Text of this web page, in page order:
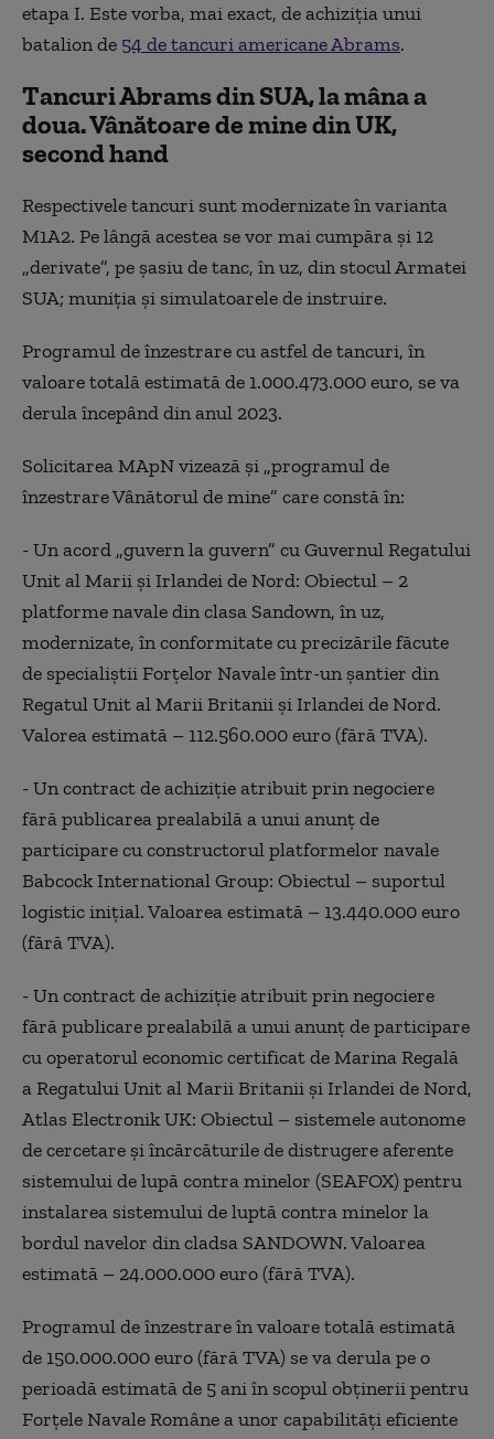
etapa I. Este vorba, mai exact, de achiziția unui
batalion de 54 de tancuri americane Abrams.
Tancuri Abrams din SUA, la mâna a
doua. Vânătoare de mine din UK,
second hand
Respectivele tancuri sunt modernizate în varianta
M1A2. Pe lângă acestea se vor mai cumpăra şi 12
„derivate”, pe şasiu de tanc, în uz, din stocul Armatei
SUA; muniţia şi simulatoarele de instruire.
Programul de înzestrare cu astfel de tancuri, în
valoare totală estimată de 1.000.473.000 euro, se va
derula începând din anul 2023.
Solicitarea MApN vizează și „programul de
înzestrare Vânătorul de mine” care constă în:
- Un acord „guvern la guvern” cu Guvernul Regatului
Unit al Marii şi Irlandei de Nord: Obiectul – 2
platforme navale din clasa Sandown, în uz,
modernizate, în conformitate cu precizările făcute
de specialiştii Forţelor Navale într-un şantier din
Regatul Unit al Marii Britanii şi Irlandei de Nord.
Valorea estimată – 112.560.000 euro (fără TVA).
- Un contract de achiziţie atribuit prin negociere
fără publicarea prealabilă a unui anunţ de
participare cu constructorul platformelor navale
Babcock International Group: Obiectul – suportul
logistic iniţial. Valoarea estimată – 13.440.000 euro
(fără TVA).
- Un contract de achiziţie atribuit prin negociere
fără publicare prealabilă a unui anunţ de participare
cu operatorul economic certificat de Marina Regală
a Regatului Unit al Marii Britanii şi Irlandei de Nord,
Atlas Electronik UK: Obiectul – sistemele autonome
de cercetare şi încărcăturile de distrugere aferente
sistemului de lupă contra minelor (SEAFOX) pentru
instalarea sistemului de luptă contra minelor la
bordul navelor din cladsa SANDOWN. Valoarea
estimată – 24.000.000 euro (fără TVA).
Programul de înzestrare în valoare totală estimată
de 150.000.000 euro (fără TVA) se va derula pe o
perioadă estimată de 5 ani în scopul obţinerii pentru
Forţele Navale Române a unor capabilităţi eficiente